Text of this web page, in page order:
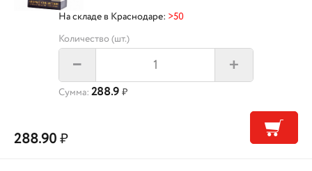
На складе в Краснодаре: >50
Количество (шт.)
– +
Сумма: 288.9 ₽
288.90₽